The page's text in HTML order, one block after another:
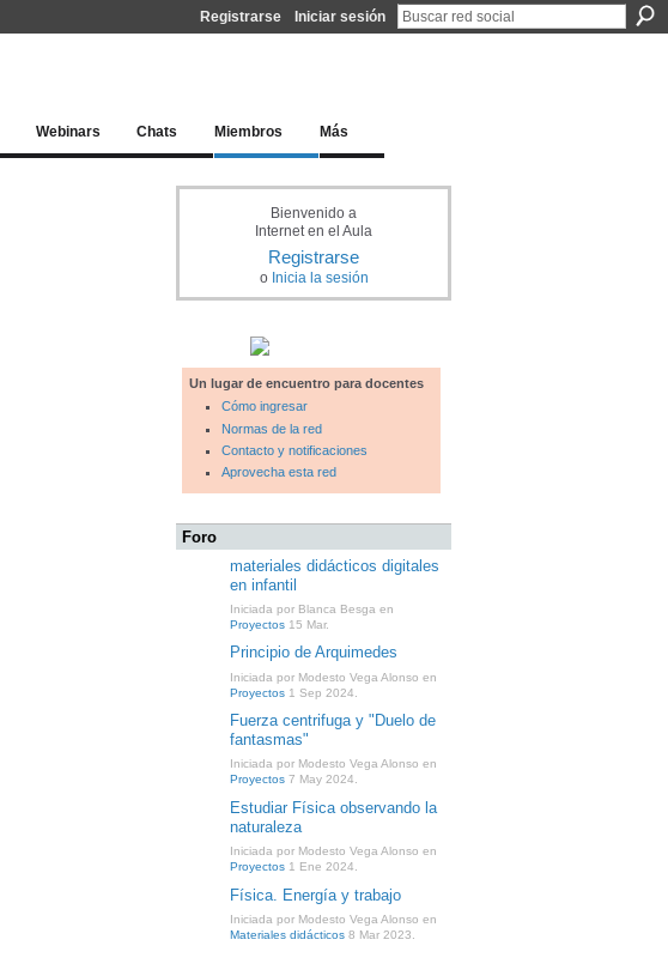
Registrarse Iniciar sesión
Webinars Chats Miembros Más
Bienvenido a
Internet en el Aula
Registrarse
o Inicia la sesión
Un lugar de encuentro para docentes
Cómo ingresar
Normas de la red
Contacto y notificaciones
Aprovecha esta red
Foro
materiales didácticos digitales
en infantil
Iniciada por Blanca Besga en
Proyectos 15 Mar.
Principio de Arquimedes
Iniciada por Modesto Vega Alonso en
Proyectos 1 Sep 2024.
Fuerza centrifuga y "Duelo de
fantasmas"
Iniciada por Modesto Vega Alonso en
Proyectos 7 May 2024.
Estudiar Física observando la
naturaleza
Iniciada por Modesto Vega Alonso en
Proyectos 1 Ene 2024.
Física. Energía y trabajo
Iniciada por Modesto Vega Alonso en
Materiales didácticos 8 Mar 2023.